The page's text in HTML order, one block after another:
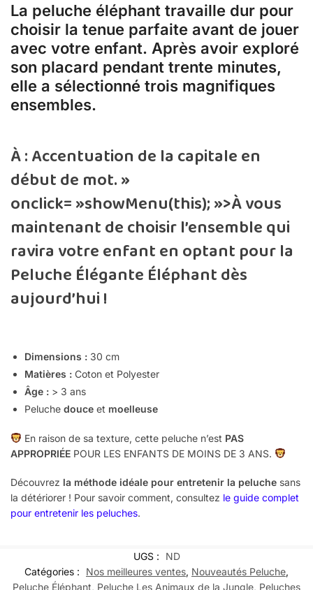
La peluche éléphant travaille dur pour
choisir la tenue parfaite avant de jouer
avec votre enfant. Après avoir exploré
son placard pendant trente minutes,
elle a sélectionné trois magnifiques
ensembles.
À : Accentuation de la capitale en
début de mot. »
onclick= »showMenu(this); »>Àvous
maintenant de choisir l’ensemble qui
ravira votre enfant en optant pour la
Peluche Élégante Éléphant dès
aujourd’hui !
Dimensions : 30 cm
Matières : Coton et Polyester
Âge : > 3 ans
Peluche douce et moelleuse
En raison de sa texture, cette peluche n’est PAS
APPROPRIÉE POUR LES ENFANTS DE MOINS DE 3 ANS.
Découvrez la méthode idéale pour entretenir la peluche sans
la détériorer ! Pour savoir comment, consultez le guide complet
pour entretenir les peluches.
UGS :
ND
Catégories :
Nos meilleures ventes, Nouveautés Peluche,
Peluche Éléphant, Peluche Les Animaux de la Jungle, Peluches